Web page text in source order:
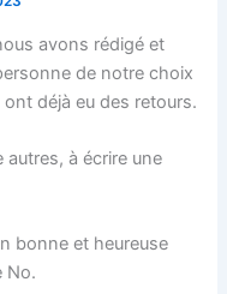
avons rédigé et
de notre choix
déjà eu des retours.
autres, à écrire une
bonne et heureuse
No.